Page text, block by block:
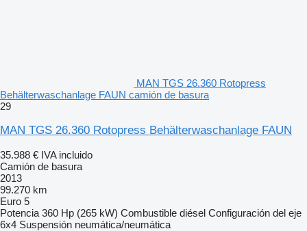
MAN TGS 26.360 Rotopress
Behälterwaschanlage FAUN camión de basura
29
MAN TGS 26.360 Rotopress Behälterwaschanlage FAUN
35.988 € IVA incluido
Camión de basura
2013
99.270 km
Euro 5
Potencia 360 Hp (265 kW) Combustible diésel Configuración del eje
6x4 Suspensión neumática/neumática